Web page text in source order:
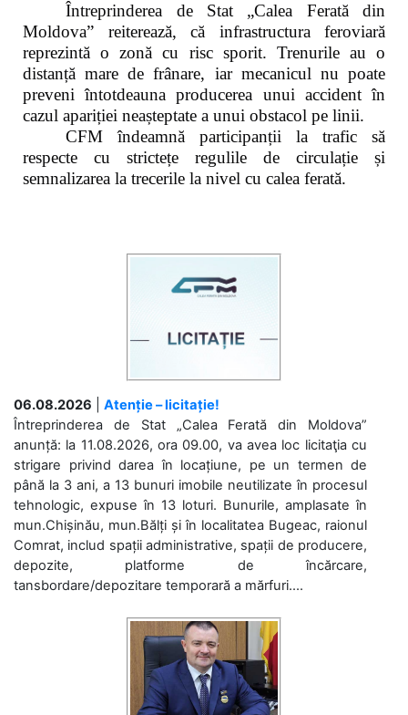
Întreprinderea de Stat „Calea Ferată din
Moldova” reiterează, că infrastructura feroviară
reprezintă o zonă cu risc sporit. Trenurile au o
distanță mare de frânare, iar mecanicul nu poate
preveni întotdeauna producerea unui accident în
cazul apariției neașteptate a unui obstacol pe linii.
CFM îndeamnă participanții la trafic să
respecte cu strictețe regulile de circulație și
semnalizarea la trecerile la nivel cu calea ferată.
06.08.2026
Atenție – licitație!
Întreprinderea de Stat „Calea Ferată din Moldova”
anunță: la 11.08.2026, ora 09.00, va avea loc licitaţia cu
strigare privind darea în locațiune, pe un termen de
până la 3 ani, a 13 bunuri imobile neutilizate în procesul
tehnologic, expuse în 13 loturi. Bunurile, amplasate în
mun.Chișinău, mun.Bălți și în localitatea Bugeac, raionul
Comrat, includ spații administrative, spații de producere,
depozite, platforme de încărcare,
tansbordare/depozitare temporară a mărfuri....